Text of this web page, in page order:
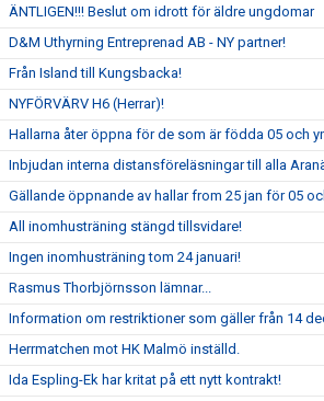
ÄNTLIGEN!!! Beslut om idrott för äldre ungdomar
D&M Uthyrning Entreprenad AB - NY partner!
Från Island till Kungsbacka!
NYFÖRVÄRV H6 (Herrar)!
Hallarna åter öppna för de som är födda 05 och
Inbjudan interna distansföreläsningar till alla
Gällande öppnande av hallar from 25 jan för 05
All inomhusträning stängd tillsvidare!
Ingen inomhusträning tom 24 januari!
Rasmus Thorbjörnsson lämnar...
Information om restriktioner som gäller från 14
Herrmatchen mot HK Malmö inställd.
Ida Espling-Ek har kritat på ett nytt kontrakt!